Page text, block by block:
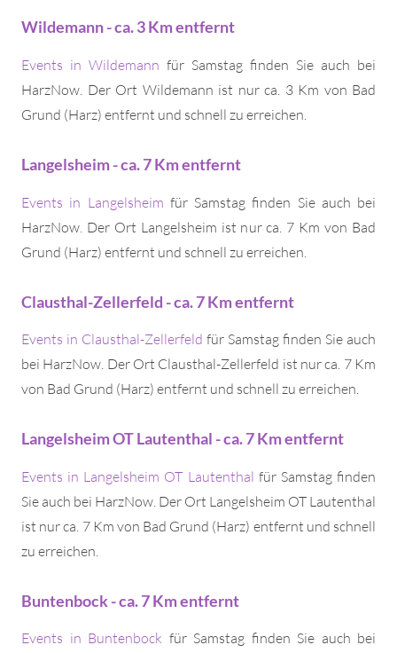
Wildemann - ca. 3 Km entfernt
Events in Wildemann für Samstag finden Sie auch bei
HarzNow. Der Ort Wildemann ist nur ca. 3 Km von Bad
Grund (Harz) entfernt und schnell zu erreichen.
Langelsheim - ca. 7 Km entfernt
Events in Langelsheim für Samstag finden Sie auch bei
HarzNow. Der Ort Langelsheim ist nur ca. 7 Km von Bad
Grund (Harz) entfernt und schnell zu erreichen.
Clausthal-Zellerfeld - ca. 7 Km entfernt
Events in Clausthal-Zellerfeld für Samstag finden Sie auch
bei HarzNow. Der Ort Clausthal-Zellerfeld ist nur ca. 7 Km
von Bad Grund (Harz) entfernt und schnell zu erreichen.
Langelsheim OT Lautenthal - ca. 7 Km entfernt
Events in Langelsheim OT Lautenthal für Samstag finden
Sie auch bei HarzNow. Der Ort Langelsheim OT Lautenthal
ist nur ca. 7 Km von Bad Grund (Harz) entfernt und schnell
zu erreichen.
Buntenbock - ca. 7 Km entfernt
Events in Buntenbock für Samstag finden Sie auch bei